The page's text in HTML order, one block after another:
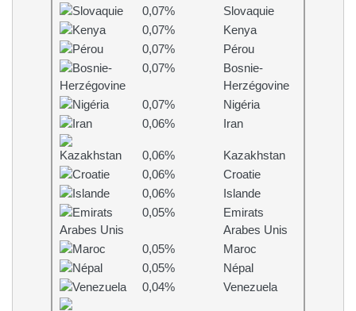
0,07%
Slovaquie
0,07%
Kenya
0,07%
Pérou
0,07%
Bosnie-
Herzégovine
0,07%
Nigéria
0,06%
Iran
0,06%
Kazakhstan
0,06%
Croatie
0,06%
Islande
0,05%
Emirats
Arabes Unis
0,05%
Maroc
0,05%
Népal
0,04%
Venezuela